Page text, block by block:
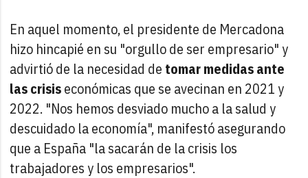
En aquel momento, el presidente de Mercadona
hizo hincapié en su "orgullo de ser empresario" y
advirtió de la necesidad de tomar medidas ante
las crisiseconómicas que se avecinan en 2021 y
2022. "Nos hemos desviado mucho a la salud y
descuidado la economía", manifestó asegurando
que a España "la sacarán de la crisis los
trabajadores y los empresarios".